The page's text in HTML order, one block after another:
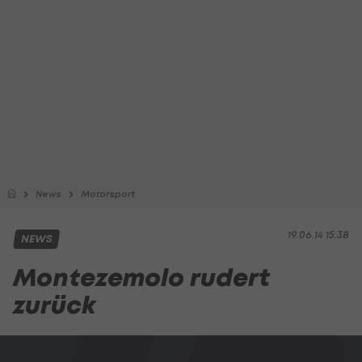
News Motorsport
19.06.14 15:38
NEWS
Montezemolo rudert
zurück